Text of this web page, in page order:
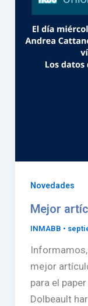
Novedades
Mejor
INMABB •
mejor
para el
Dolbeault